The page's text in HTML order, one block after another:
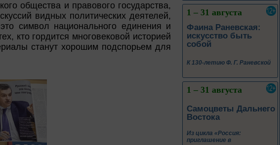
общества и правового государства,
видных политических деятелей,
символ национального единения и
кто гордится многовековой историей
станут хорошим подспорьем для
1 – 31 августа
Самоцветы Дальнего
Востока
приглашение в
1 – 31 августа
Антон Павлович
Чехов
Из цикла «Творец и муза»